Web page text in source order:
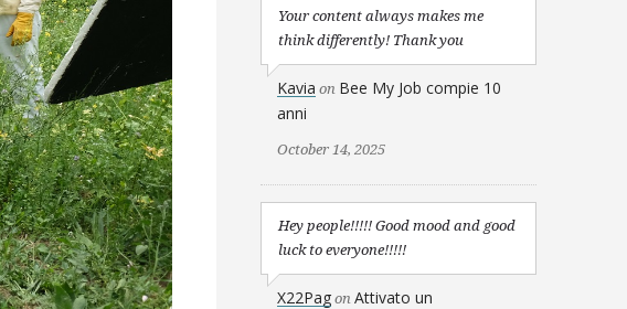
Your content always makes me
think differently! Thank you
Kavia on Bee My Job compie 10
anni
October 14, 2025
Hey people!!!!! Good mood and good
luck to everyone!!!!!
X22Pag on Attivato un